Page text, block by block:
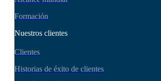
Formación
Nuestros clientes
Clientes
Historias de éxito de clientes